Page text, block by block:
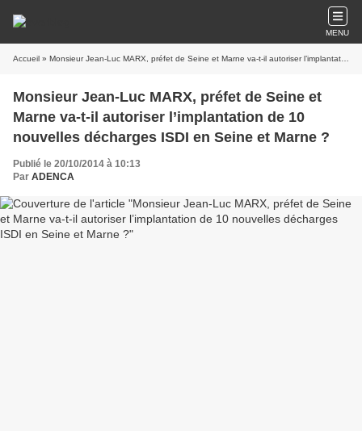
MENU
Accueil » Monsieur Jean-Luc MARX, préfet de Seine et Marne va-t-il autoriser l’implantation de 10 nouvelles décharges ISDI en Seine et Marne ?
Monsieur Jean-Luc MARX, préfet de Seine et
Marne va-t-il autoriser l’implantation de 10
nouvelles décharges ISDI en Seine et Marne ?
Publié le 20/10/2014 à 10:13
Par ADENCA